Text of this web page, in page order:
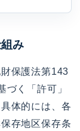
み
保護法第143
づく「許可」
体的には、各
存地区保存条